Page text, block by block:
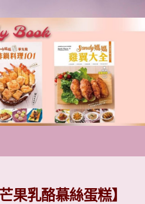
果乳酪慕絲蛋糕】